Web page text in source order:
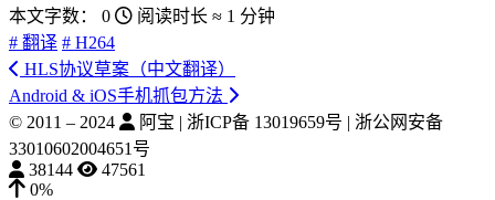
本文字数：
0 阅读时长 ≈ 1 分钟
# 翻译 # H264
HLS协议草案（中文翻译）
Android & iOS手机抓包方法
© 2011 – 2024
阿宝 | 浙ICP备 13019659号 | 浙公网安备
33010602004651号
38144
47561
0%